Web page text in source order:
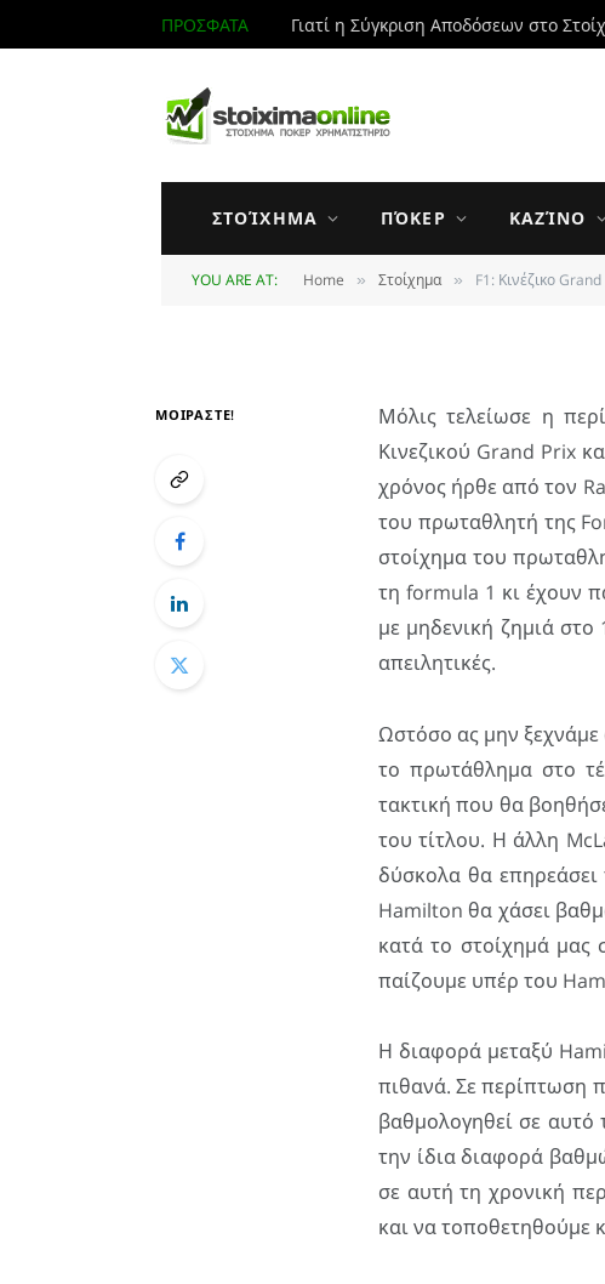
ΠΡΟΣΦΑΤΑ Γιατί η Σύγκριση Αποδόσεων στο
ΣΤΟΊΧΗΜΑ ΠΌΚΕΡ ΚΑΖΊΝΟ
YOU ARE AT: Home » Στοίχημα » F1: Κινέζικο
F1: Κινέζικο Grand
18 OCTOBER 2008 UPDATED:
ΜΟΙΡΑΣΤΕ!
Μόλις τελείωσε η
Κινεζικού Grand Prix
χρόνος ήρθε από τον
του πρωταθλητή της
στοίχημα του
τη formula 1 κι έχουν
με μηδενική ζημιά
απειλητικές.
Ωστόσο ας μην ξεχνάμε
το πρωτάθλημα στο
τακτική που θα
του τίτλου. Η άλλη
δύσκολα θα
Hamilton θα χάσει
κατά το στοίχημά μας
παίζουμε υπέρ του
Η διαφορά μεταξύ
πιθανά. Σε περίπτωση
βαθμολογηθεί σε αυτό
την ίδια διαφορά
σε αυτή τη χρονική
και να τοποθετηθούμε